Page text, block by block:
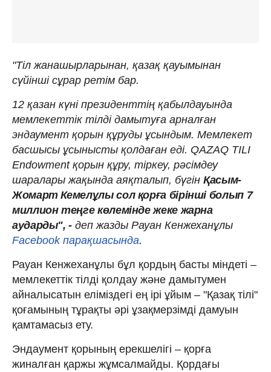
"Тіл жанашырларынан, қазақ қауымынан
сүйінші сұрар ретім бар.
12 қазан күні президенттің қабылдауында
мемлекеттік тілді дамытуға арналған
эндаумент қорын құруды ұсындым. Мемлекет
басшысы ұсынысты қолдаған еді. QAZAQ TILI
Endowment қорын құру, тіркеу, рәсімдеу
шаралары жақында аяқталып, бүгін Қасым-
Жомарт Кемелұлы сол қорға бірінші болып 7
миллион теңге көлемінде жеке жарна
аударды", - деп жазды Рауан Кенжеханұлы
Facebook парақшасында.
Рауан Кенжеханұлы бұл қордың басты міндеті –
мемлекеттік тілді қолдау және дамытумен
айналысатын еліміздегі ең ірі ұйым – "Қазақ тілі"
қоғамының тұрақты әрі ұзақмерзімді дамуын
қамтамасыз ету.
Эндаумент қорының ерекшелігі – қорға
жиналған қаржы жұмсалмайды. Қордағы